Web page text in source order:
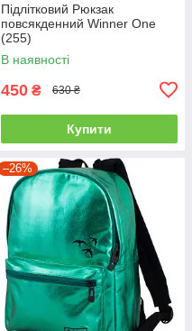
Підлітковий Рюкзак
повсякденний Winner One
(255)
В наявності
450 ₴ 630 ₴
Купити
–26%